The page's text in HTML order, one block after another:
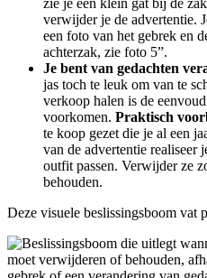
verwijder je de advertentie.
een foto van het gebrek en
achterzak, zie foto 5”.
Je bent van gedachten
jas toch te leuk om van te
verkoop halen is de
voorkomen. Praktisch
te koop gezet die je al een
van de advertentie realiseer
outfit passen. Verwijder ze
behouden.
Deze visuele beslissingsboom vat